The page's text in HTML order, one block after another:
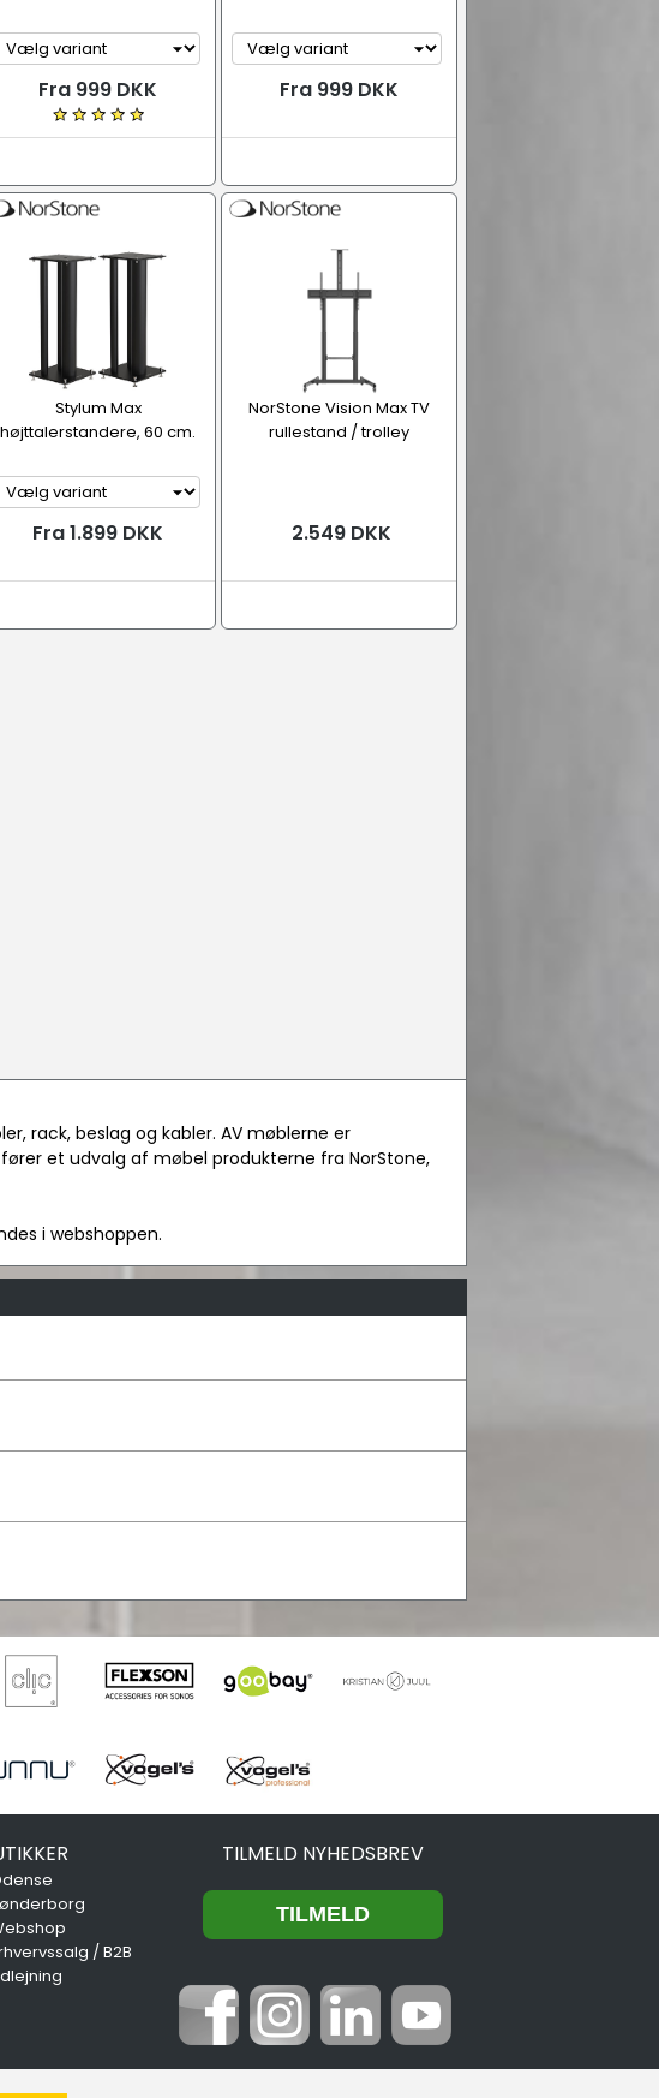
Fra 999 DKK Fra 999 DKK
Stylum Max
højttalerstandere, 60 cm.
Fra 1.899 DKK
NorStone Vision Max TV
rullestand / trolley
2.549 DKK
rack, beslag og kabler. AV møblerne er
et udvalg af møbel produkterne fra NorStone,
i webshoppen.
/ B2B
TILMELD NYHEDSBREV